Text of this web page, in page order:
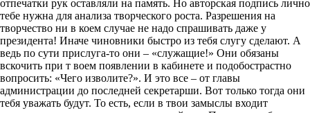
отпечатки рук оставляли на память. Но авторская подпись лично
тебе нужна для анализа творческого роста. Разрешения на
творчество ни в коем случае не надо спрашивать даже у
президента! Иначе чиновники быстро из тебя слугу сделают. А
ведь по сути прислуга-то они – «служащие!» Они обязаны
вскочить при т воем появлении в кабинете и подобострастно
вопросить: «Чего изволите?». И это все – от главы
администрации до последней секретарши. Вот только тогда они
тебя уважать будут. То есть, если в твои замыслы входит